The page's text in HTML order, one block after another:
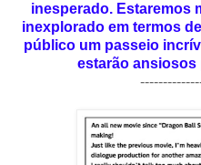
inesperado. Estaremos
inexplorado em termos
público um passeio
estarão ansiosos